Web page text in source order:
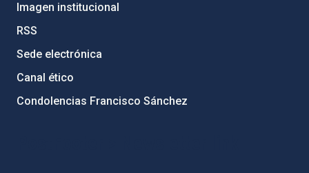
Imagen institucional
RSS
Sede electrónica
Canal ético
Condolencias Francisco Sánchez